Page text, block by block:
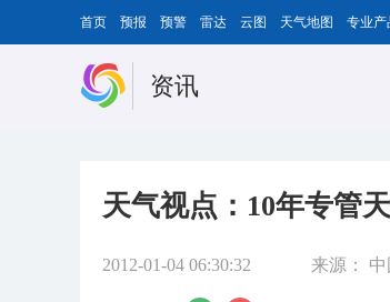
首页 预报 预警 雷达 云图 天气地图 专业产
资讯
天气视点：10年专管
2012-01-04 06:30:32 来源： 中